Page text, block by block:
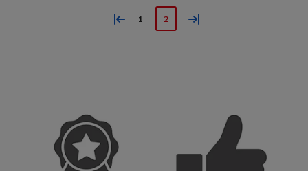
« 1 2 »